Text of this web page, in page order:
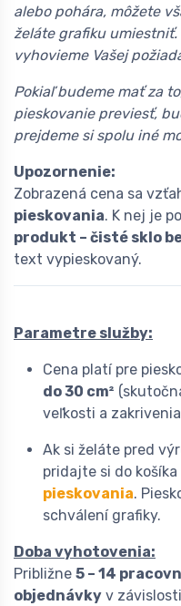
alebo pohára, môžete
želáte grafiku
vyhovieme Vašej
Pokiaľ budeme mať za
pieskovanie previesť,
prejdeme si spolu iné
Upozornenie:
Zobrazená cena sa
pieskovania. K nej je
produkt – čisté sklo
text vypieskovaný.
Parametre služby:
Cena platí pre
do 30 cm²
veľkosti a
Ak si želáte pred
pridajte si do košíka
pieskovania.
schválení grafiky.
Doba vyhotovenia:
Približne 5 – 14
objednávky v